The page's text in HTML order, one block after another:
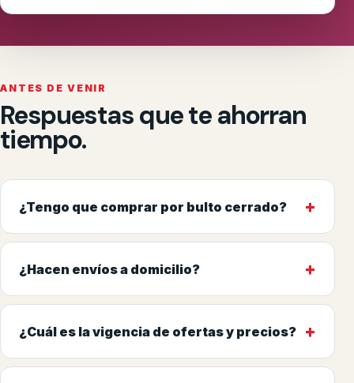
ANTES DE VENIR
Respuestas que te ahorran
tiempo.
¿Tengo que comprar por bulto cerrado? +
¿Hacen envíos a domicilio? +
¿Cuál es la vigencia de ofertas y precios? +